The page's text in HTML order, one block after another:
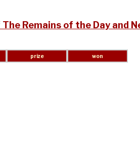
Remains of the Day and